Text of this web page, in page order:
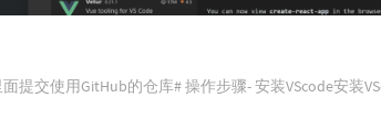
提交使用GitHub的仓库# 操作步骤- 安装VScode安装